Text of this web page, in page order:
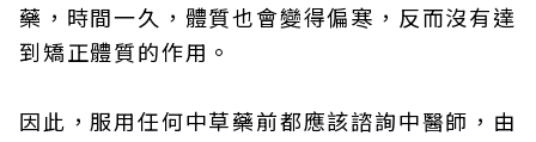
藥，時間一久，體質也會變得偏寒，反而沒有達
到矯正體質的作用。
因此，服用任何中草藥前都應該諮詢中醫師，由